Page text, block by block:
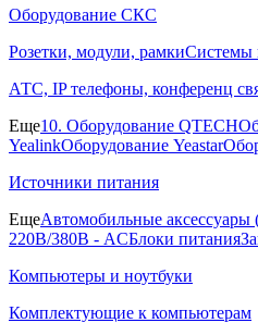
Оборудование СКС
Розетки, модули, рамкиСистемы
АТС, IP телефоны, конференц
Еще10. Оборудование QTECH
YealinkОборудование Yeastar
Источники питания
ЕщеАвтомобильные аксессуары
220В/380В - ACБлоки питания
Компьютеры и ноутбуки
Комплектующие к компьютерам